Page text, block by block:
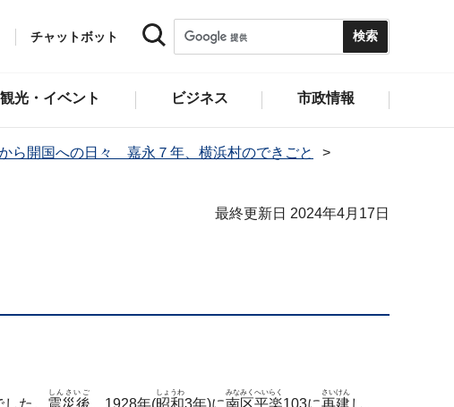
チャットボット
観光・イベント ビジネス 市政情報
ら開国への日々 嘉永７年、横浜村のできごと
最終更新日 2024年4月17日
した。 震災後
しんさいご
、1928年(昭和
しょうわ
3年)に南区
みなみく
平楽
へいらく
103に再建
さいけん
し、